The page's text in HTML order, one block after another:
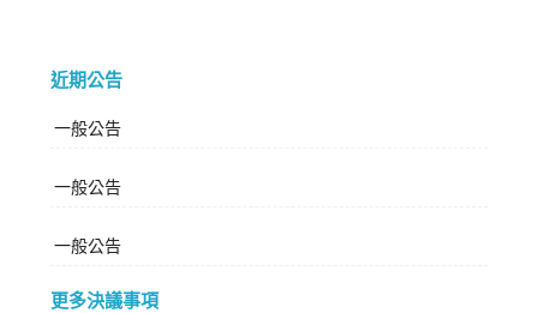
近期公告
一般公告
一般公告
一般公告
更多決議事項